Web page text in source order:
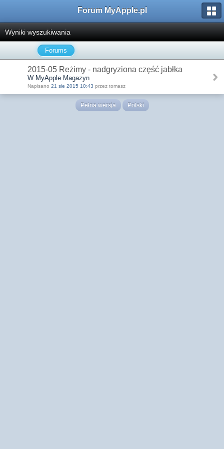
Forum MyApple.pl
Wyniki wyszukiwania
Forums
2015-05 Reżimy - nadgryziona część jabłka
W MyApple Magazyn
Napisano 21 sie 2015 10:43 przez tomasz
Pełna wersja Polski